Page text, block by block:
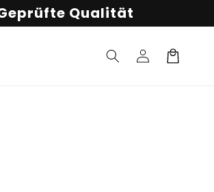
Qualität
Einloggen
Warenkorb